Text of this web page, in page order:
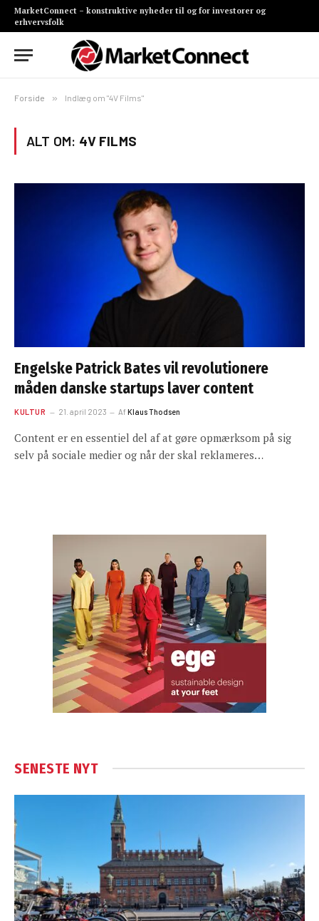
MarketConnect – konstruktive nyheder til og for investorer og
erhvervsfolk
Forside » Indlæg om "4V Films"
ALT OM: 4V FILMS
Engelske Patrick Bates vil revolutionere
måden danske startups laver content
KULTUR 21. april 2023 AfKlaus Thodsen
Content er en essentiel del af at gøre opmærksom på sig
selv på sociale medier og når der skal reklameres…
SENESTE NYT